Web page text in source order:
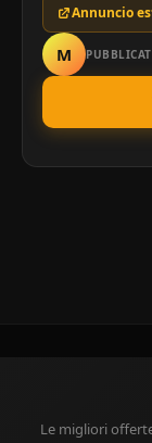
Annuncio
M
Le migliori